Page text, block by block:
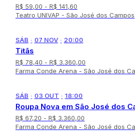
R$ 59,00 - R$ 141,60
Teatro UNIVAP - São José dos Campos
SÁB · 07 NOV · 20:00
Titãs
R$ 78,40 - R$ 3.360,00
Farma Conde Arena - São José dos
SÁB · 03 OUT · 18:00
Roupa Nova em São José dos
R$ 67,20 - R$ 3.360,00
Farma Conde Arena - São José dos